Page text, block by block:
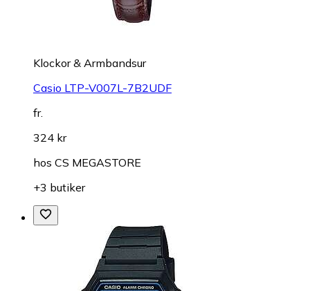
Klockor & Armbandsur
Casio LTP-V007L-7B2UDF
fr.
324 kr
hos CS MEGASTORE
+3 butiker